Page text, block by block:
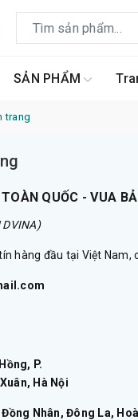
SẢN PHẨM
trang
QUỐC - VUA
DVINA)
hàng đầu tại Việt Nam,
P.
Hà Nội
Nhân, Đông La,